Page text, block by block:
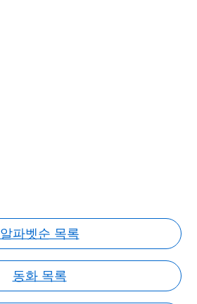
알파벳순 목록
동화 목록